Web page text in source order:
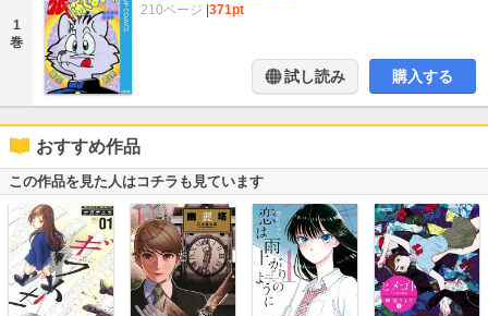
1
巻
210ページ 371pt
試し読み 購入する
おすすめ作品
この作品を見た人はコチラも見ています